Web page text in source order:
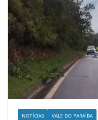
NOTÍCIAS VALE DO PARAÍBA